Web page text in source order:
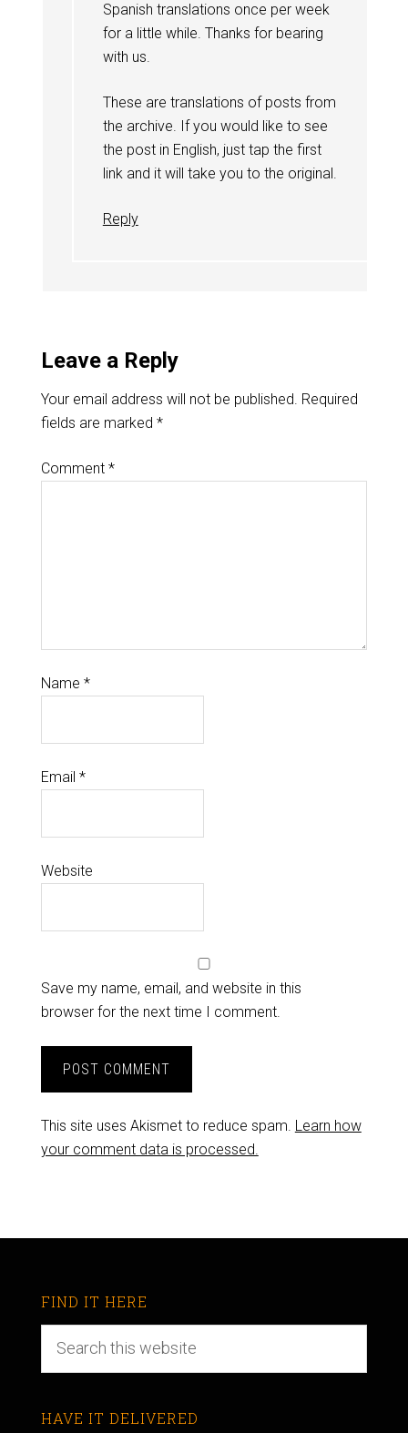
Spanish translations once per week
for a little while. Thanks for bearing
with us.
These are translations of posts from
the archive. If you would like to see
the post in English, just tap the first
link and it will take you to the original.
Reply
Leave a Reply
Your email address will not be published. Required
fields are marked *
Comment *
Name *
Email *
Website
Save my name, email, and website in this
browser for the next time I comment.
This site uses Akismet to reduce spam. Learn how
your comment data is processed.
FIND IT HERE
HAVE IT DELIVERED